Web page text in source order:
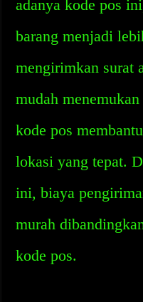
adanya kode pos
barang menjadi
mengirimkan surat
mudah
kode pos
lokasi yang tepat.
ini, biaya
murah
kode pos.